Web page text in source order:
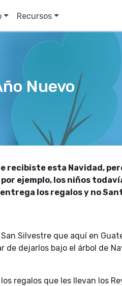
Recursos
Nuevo
esta Navidad,
ejemplo, los niños
los regalos y no
Silvestre que aquí en
dejarlos bajo el árbol de
regalos que les llevan los